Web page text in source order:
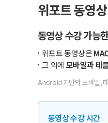
위포트 동영
동영상 수강 가능
위포트 동영상은
그 외에 모바일과 테
Android 기반의 모바일,
동영상 수강 시간